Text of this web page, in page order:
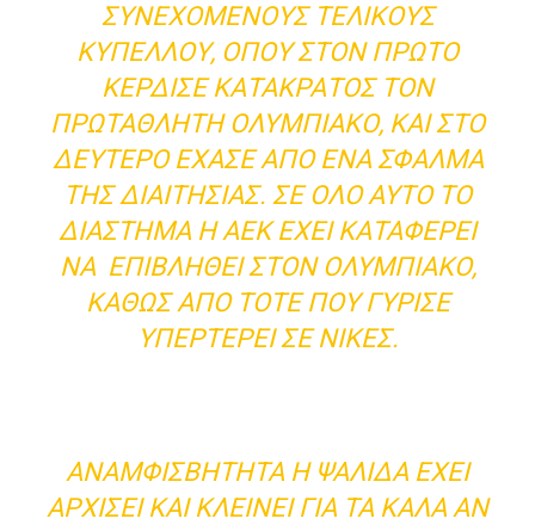
ΣΥΝΕΧΌΜΕΝΟΥΣ ΤΕΛΙΚΟΎΣ
ΚΥΠΈΛΛΟΥ, ΌΠΟΥ ΣΤΟΝ ΠΡΏΤΟ
ΚΈΡΔΙΣΕ ΚΑΤΑΚΡΆΤΟΣ ΤΟΝ
ΠΡΩΤΑΘΛΗΤΉ ΟΛΥΜΠΙΑΚΌ, ΚΑΙ ΣΤΟ
ΔΕΎΤΕΡΟ ΈΧΑΣΕ ΑΠΌ ΈΝΑ ΣΦΆΛΜΑ
ΤΗΣ ΔΙΑΙΤΗΣΊΑΣ. ΣΕ ΌΛΟ ΑΥΤΌ ΤΟ
ΔΙΆΣΤΗΜΑ Η ΑΕΚ ΈΧΕΙ ΚΑΤΑΦΈΡΕΙ
ΝΑ ΕΠΙΒΛΗΘΕΊ ΣΤΟΝ ΟΛΥΜΠΙΑΚΌ,
ΚΑΘΏΣ ΑΠΌ ΤΌΤΕ ΠΟΥ ΓΎΡΙΣΕ
ΥΠΕΡΤΕΡΕΊ ΣΕ ΝΊΚΕΣ.
ΑΝΑΜΦΙΣΒΉΤΗΤΑ Η ΨΑΛΊΔΑ ΈΧΕΙ
ΑΡΧΊΣΕΙ ΚΑΙ ΚΛΕΊΝΕΙ ΓΙΑ ΤΑ ΚΑΛΆ ΑΝ